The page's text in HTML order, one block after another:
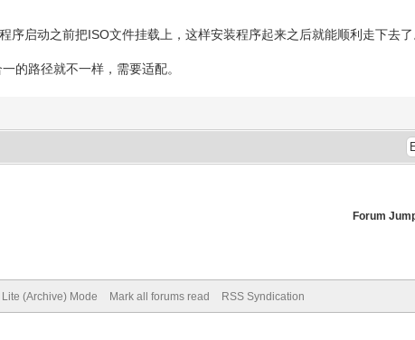
序启动之前把ISO文件挂载上，这样安装程序起来之后就能顺利走下去
的路径就不一样，需要适配。
Forum
Lite (Archive) Mode Mark all forums read RSS Syndication